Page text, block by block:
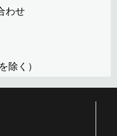
わせ
除く）